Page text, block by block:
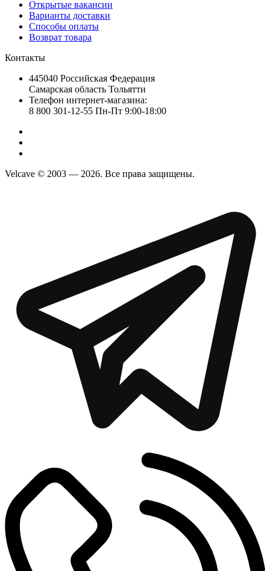
Открытые вакансии
Варианты доставки
Способы оплаты
Возврат товара
Контакты
445040 Российская Федерация
Самарская область Тольятти
Телефон интернет-магазина:
8 800 301-12-55 Пн-Пт 9:00-18:00
Velcave © 2003 — 2026. Все права защищены.